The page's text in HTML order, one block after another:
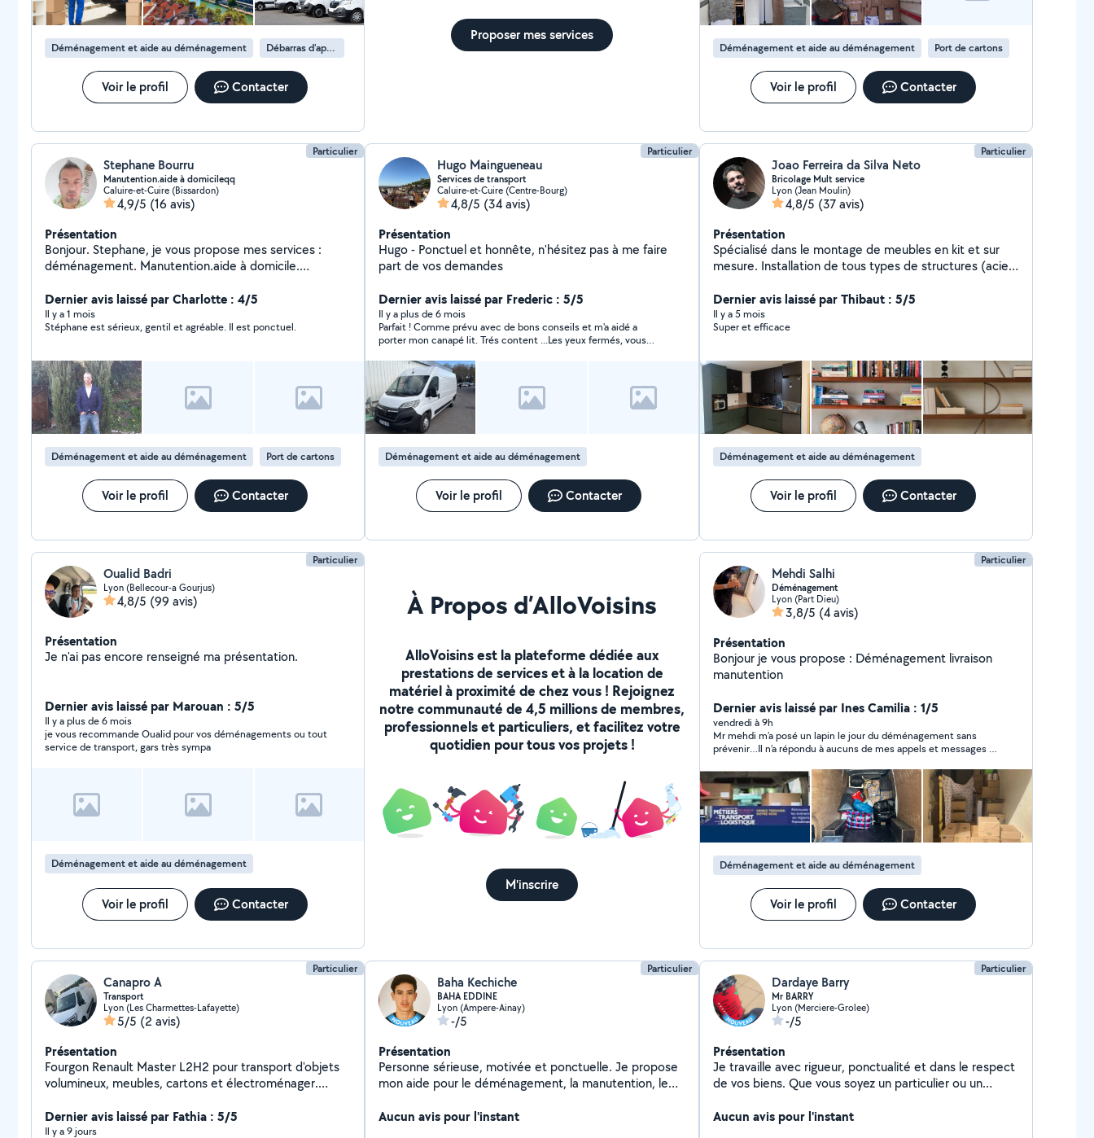
Déménagement et aide au déménagement Débarras d'appartement
Voir le profil Contacter
Proposer mes services
Déménagement et aide au déménagement Port de cartons
Voir le profil Contacter
Particulier
Stephane Bourru
Manutention.aide à domicileqq
Caluire-et-Cuire (Bissardon)
4,9/5 (16 avis)
Présentation
Bonjour. Stephane, je vous propose mes services :
déménagement. Manutention.aide à domicile.
rapidement , j habite caluire et je me déplace en
voiture ou vélo pour intervention Lyon. Je suis sérieux ,
efficace.. Au plaisir. Et à bientôt. Stephane
Dernier avis laissé par Charlotte : 4/5
Il y a 1 mois
Stéphane est sérieux, gentil et agréable. Il est ponctuel.
Déménagement et aide au déménagement Port de cartons
Voir le profil Contacter
Particulier
Hugo Maingueneau
Services de transport
Caluire-et-Cuire (Centre-Bourg)
4,8/5 (34 avis)
Présentation
Hugo - Ponctuel et honnête, n'hésitez pas à me faire
part de vos demandes
Dernier avis laissé par Frederic : 5/5
Il y a plus de 6 mois
Parfait ! Comme prévu avec de bons conseils et m'a aidé a
porter mon canapé lit. Trés content ...Les yeux fermés, vous
Déménagement et aide au déménagement
Voir le profil Contacter
Particulier
Joao Ferreira da Silva Neto
Bricolage Mult service
Lyon (Jean Moulin)
4,8/5 (37 avis)
Présentation
Spécialisé dans le montage de meubles en kit et sur
mesure. Installation de tous types de structures (acier,
escaliers, mezzanines et fenêtres. Peinture et
rénovation intérieure, pose de revêtements de sol et
de carrelage.Toiture, couvertures, gouttières et solins,
d'électricité et de plomberie. Prix compétitifs et
service de qualité.Nous effectuons également des
déménagements et proposons une assistance pour les
déménagements.
Dernier avis laissé par Thibaut : 5/5
Il y a 5 mois
Super et efficace
Déménagement et aide au déménagement
Voir le profil Contacter
Particulier
Oualid Badri
Lyon (Bellecour-a Gourjus)
4,8/5 (99 avis)
Présentation
Je n'ai pas encore renseigné ma présentation.
Dernier avis laissé par Marouan : 5/5
Il y a plus de 6 mois
je vous recommande Oualid pour vos déménagements ou tout
service de transport, gars très sympa
Déménagement et aide au déménagement
Voir le profil Contacter
À Propos d’AlloVoisins
AlloVoisins est la plateforme dédiée aux
prestations de services et à la location de
matériel à proximité de chez vous ! Rejoignez
notre communauté de 4,5 millions de membres,
professionnels et particuliers, et facilitez votre
quotidien pour tous vos projets !
M'inscrire
Particulier
Mehdi Salhi
Déménagement
Lyon (Part Dieu)
3,8/5 (4 avis)
Présentation
Bonjour je vous propose : Déménagement livraison
manutention
Dernier avis laissé par Ines Camilia : 1/5
vendredi à 9h
Mr mehdi m’a posé un lapin le jour du déménagement sans
prévenir…Il n’a répondu à aucuns de mes appels et messages !
Déménagement et aide au déménagement
Voir le profil Contacter
Particulier
Canapro A
Transport
Lyon (Les Charmettes-Lafayette)
5/5 (2 avis)
Présentation
Fourgon Renault Master L2H2 pour transport d'objets
volumineux, meubles, cartons et électroménager.
Dernier avis laissé par Fathia : 5/5
Il y a 9 jours
Particulier
Baha Kechiche
BAHA EDDINE
Lyon (Ampere-Ainay)
-/5
Présentation
Personne sérieuse, motivée et ponctuelle. Je propose
mon aide pour le déménagement, la manutention, le
quotidien. Je travaille avec soin, efficacité et dans le
Aucun avis pour l'instant
Particulier
Dardaye Barry
Mr BARRY
Lyon (Merciere-Grolee)
-/5
Présentation
Je travaille avec rigueur, ponctualité et dans le respect
de vos biens. Que vous soyez un particulier ou un
offrir un service rapide, efficace et de qualité. Je peux
Aucun avis pour l'instant